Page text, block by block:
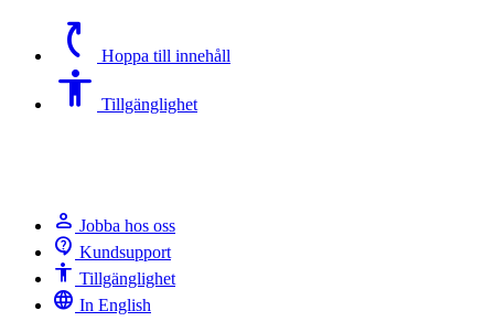
switch_access_shortcut Hoppa till innehåll
Accessibility Tillgänglighet
person Jobba hos oss
contact_support Kundsupport
Accessibility Tillgänglighet
language In English